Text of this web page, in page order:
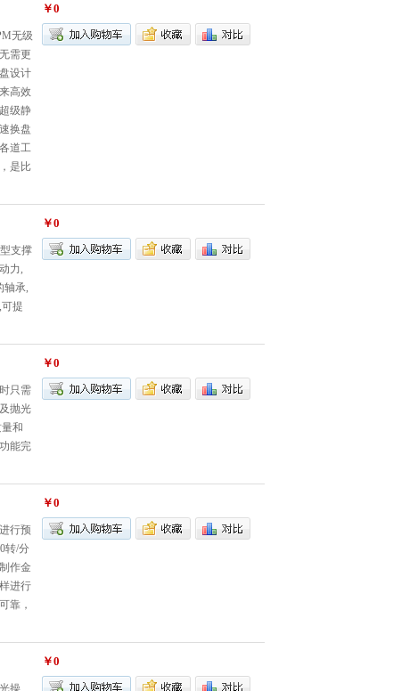
无级
需更
设计
高效
级静
换盘
道工
是比
￥0
支撑
力,
轴承,
提
￥0
只需
抛光
和
能完
￥0
行预
转/分
作金
进行
靠，
￥0
操
￥0